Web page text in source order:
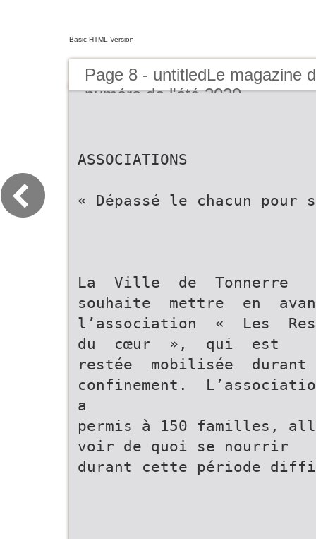
Basic HTML Version
Page 8 - untitledLe magazine
numéro de l'été 2020
ASSOCIATIONS
« Dépassé le chacun pour
La Ville de Tonnerre
souhaite mettre en
l’association « Les
du cœur », qui est
restée mobilisée
confinement.
a
permis à 150 familles,
voir de quoi se nourrir
durant cette période